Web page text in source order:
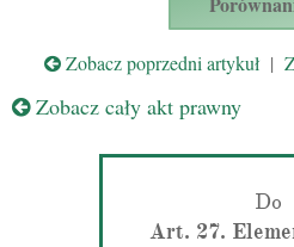
Zobacz poprzedni artykuł |
Zobacz cały akt prawny
Do
Art. 27.